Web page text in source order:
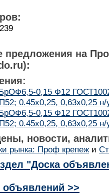
предложения на
БрОФ6,5-0,15 Ф12
0.45х0,25, 0,63х0,25
БрОФ6,5-0,15 Ф12
0.45х0,25, 0,63х0,25
новости,
рынка: Проф крепеж и
"Доска
объявлений >>